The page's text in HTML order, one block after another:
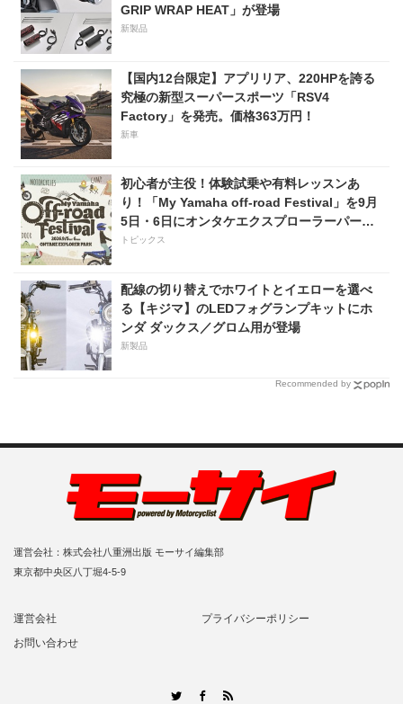
GRIP WRAP HEAT」が登場
新製品
【国内12台限定】アプリリア、220HPを誇る
究極の新型スーパースポーツ「RSV4
Factory」を発売。価格363万円！
新車
初心者が主役！体験試乗や有料レッスンあ
り！「My Yamaha off-road Festival」を9月
5日・6日にオンタケエクスプローラーパーク
で実施！
トピックス
配線の切り替えでホワイトとイエローを選べ
る【キジマ】のLEDフォグランプキットにホ
ンダ ダックス／グロム用が登場
新製品
Recommended by
運営会社：株式会社八重洲出版 モーサイ編集部
東京都中央区八丁堀4-5-9
運営会社
プライバシーポリシー
お問い合わせ
TwitterFacebook